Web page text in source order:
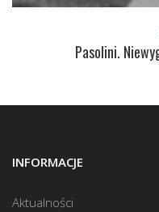
Pasolini.
INFORMACJE
Aktualności